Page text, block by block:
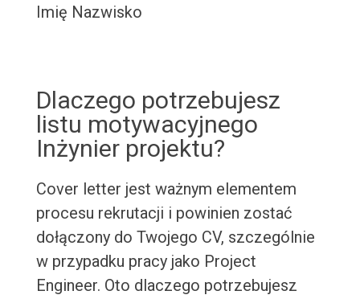
Imię Nazwisko
Dlaczego potrzebujesz
listu motywacyjnego
Inżynier projektu?
Cover letter jest ważnym elementem
procesu rekrutacji i powinien zostać
dołączony do Twojego CV, szczególnie
w przypadku pracy jako Project
Engineer. Oto dlaczego potrzebujesz